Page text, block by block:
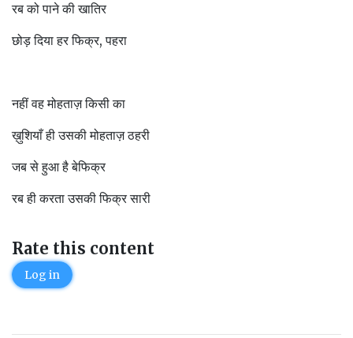
रब को पाने की खातिर
छोड़ दिया हर फिक्र, पहरा
नहीं वह मोहताज़ किसी का
ख़ुशियाँ ही उसकी मोहताज़ ठहरी
जब से हुआ है बेफिक्र
रब ही करता उसकी फिक्र सारी
Rate this content
Log in